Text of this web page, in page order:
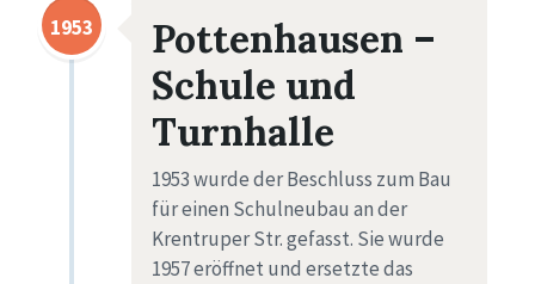
1953
Pottenhausen –
Schule und
Turnhalle
1953 wurde der Beschluss zum Bau
für einen Schulneubau an der
Krentruper Str. gefasst. Sie wurde
1957 eröffnet und ersetzte das